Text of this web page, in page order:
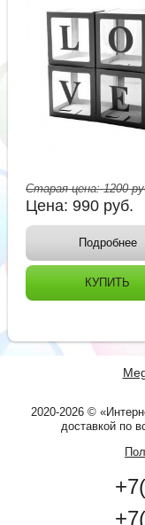
Старая цена:1200
Цена:990 руб.
Подробнее
КУПИТЬ
2020-2026 ©
доставкой по